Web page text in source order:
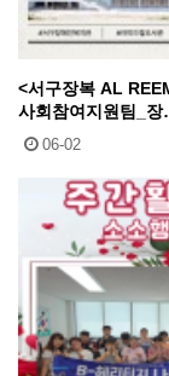
<서구장복 AL
사회참여지원팀_
06-02